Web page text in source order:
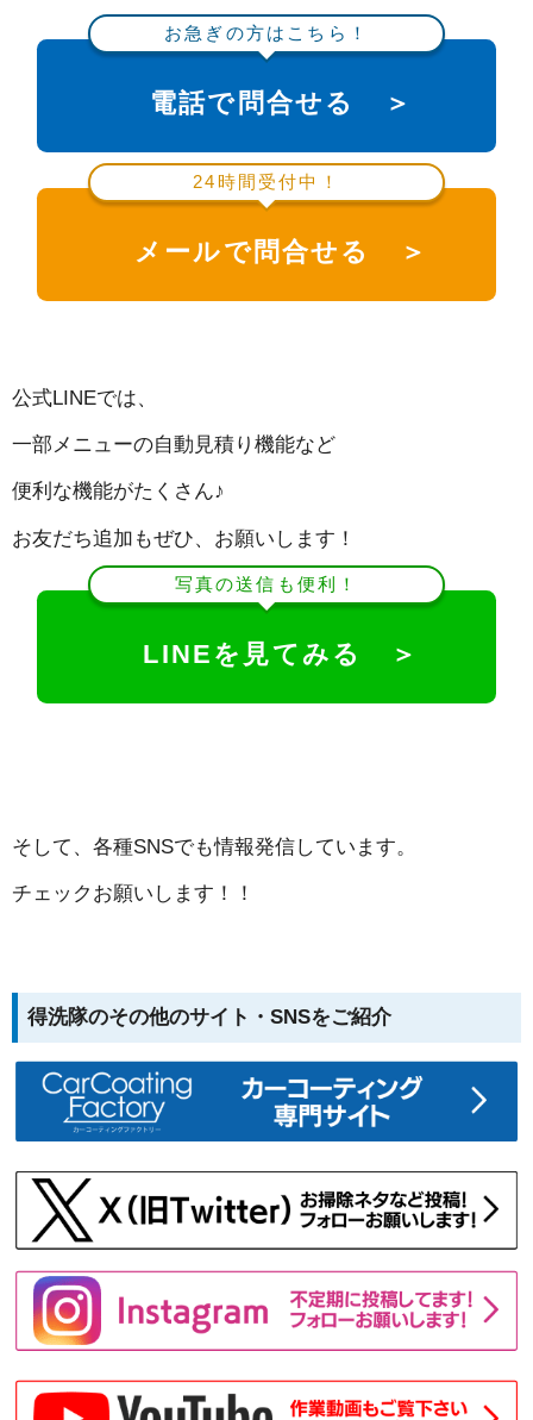
お急ぎの方はこちら！
電話で問合せる ＞
24時間受付中！
メールで問合せる ＞
公式LINEでは、
一部メニューの自動見積り機能など
便利な機能がたくさん♪
お友だち追加もぜひ、お願いします！
写真の送信も便利！
LINEを見てみる ＞
そして、各種SNSでも情報発信しています。
チェックお願いします！！
得洗隊のその他のサイト・SNSをご紹介